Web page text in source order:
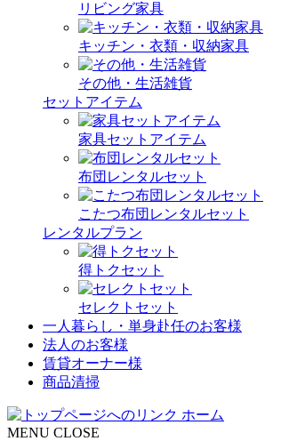
リビング家具
キッチン・衣類・収納家具
その他・生活雑貨
セットアイテム
家具セットアイテム
布団レンタルセット
こたつ布団レンタルセット
レンタルプラン
得トクセット
セレクトセット
一人暮らし・単身赴任のお客様
法人のお客様
賃貸オーナー様
商品清掃
ホーム
MENU CLOSE